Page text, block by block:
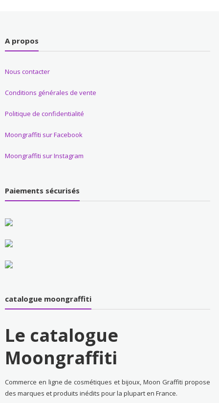
A propos
Nous contacter
Conditions générales de vente
Politique de confidentialité
Moongraffiti sur Facebook
Moongraffiti sur Instagram
Paiements sécurisés
catalogue moongraffiti
Le catalogue
Moongraffiti
Commerce en ligne de cosmétiques et bijoux, Moon Graffiti propose
des marques et produits inédits pour la plupart en France.